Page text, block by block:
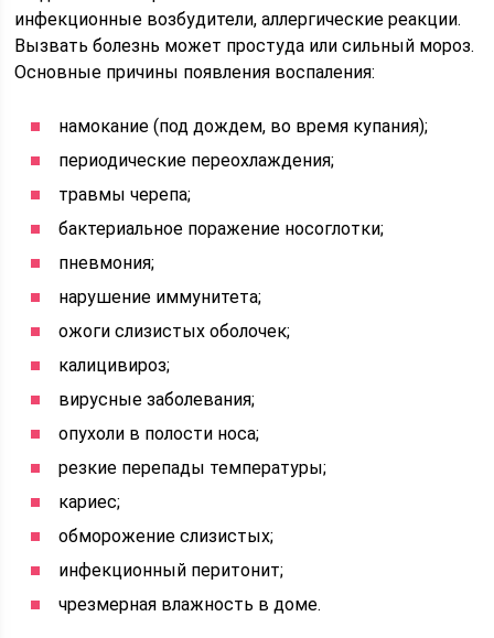
инфекционные возбудители, аллергические реакции.
Вызвать болезнь может простуда или сильный мороз.
Основные причины появления воспаления:
намокание (под дождем, во время купания);
периодические переохлаждения;
травмы черепа;
бактериальное поражение носоглотки;
пневмония;
нарушение иммунитета;
ожоги слизистых оболочек;
калицивироз;
вирусные заболевания;
опухоли в полости носа;
резкие перепады температуры;
кариес;
обморожение слизистых;
инфекционный перитонит;
чрезмерная влажность в доме.